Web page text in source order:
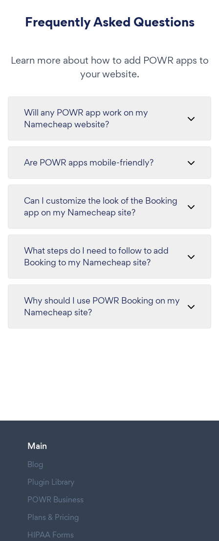
Frequently Asked Questions
Learn more about how to add POWR apps to
your website.
Will any POWR app work on my
Namecheap website?
Are POWR apps mobile-friendly?
Can I customize the look of the Booking
app on my Namecheap site?
What steps do I need to follow to add
Booking to my Namecheap site?
Why should I use POWR Booking on my
Namecheap site?
Main
Blog
Plugin Library
POWR Business
Plans & Pricing
HIPAA Forms